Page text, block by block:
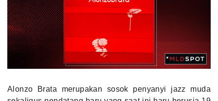
Alonzo Brata merupakan sosok penyanyi jazz muda